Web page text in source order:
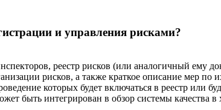
и управления рисками?
реестр рисков (или аналогичный ему
рисков, а также краткое описание мер
которых будет включаться в реестр или
быть интегрирован в обзор системы качества